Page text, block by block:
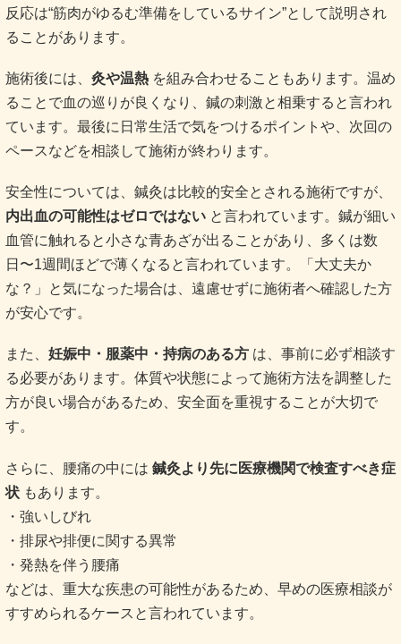
反応は“筋肉がゆるむ準備をしているサイン”として説明され
ることがあります。
施術後には、 灸や温熱 を組み合わせることもあります。温め
ることで血の巡りが良くなり、鍼の刺激と相乗すると言われ
ています。最後に日常生活で気をつけるポイントや、次回の
ペースなどを相談して施術が終わります。
安全性については、鍼灸は比較的安全とされる施術ですが、
内出血の可能性はゼロではない と言われています。鍼が細い
血管に触れると小さな青あざが出ることがあり、多くは数
日〜1週間ほどで薄くなると言われています。「大丈夫か
な？」と気になった場合は、遠慮せずに施術者へ確認した方
が安心です。
また、 妊娠中・服薬中・持病のある方 は、事前に必ず相談す
る必要があります。体質や状態によって施術方法を調整した
方が良い場合があるため、安全面を重視することが大切で
す。
さらに、腰痛の中には 鍼灸より先に医療機関で検査すべき症
状 もあります。
・強いしびれ
・排尿や排便に関する異常
・発熱を伴う腰痛
などは、重大な疾患の可能性があるため、早めの医療相談が
すすめられるケースと言われています。